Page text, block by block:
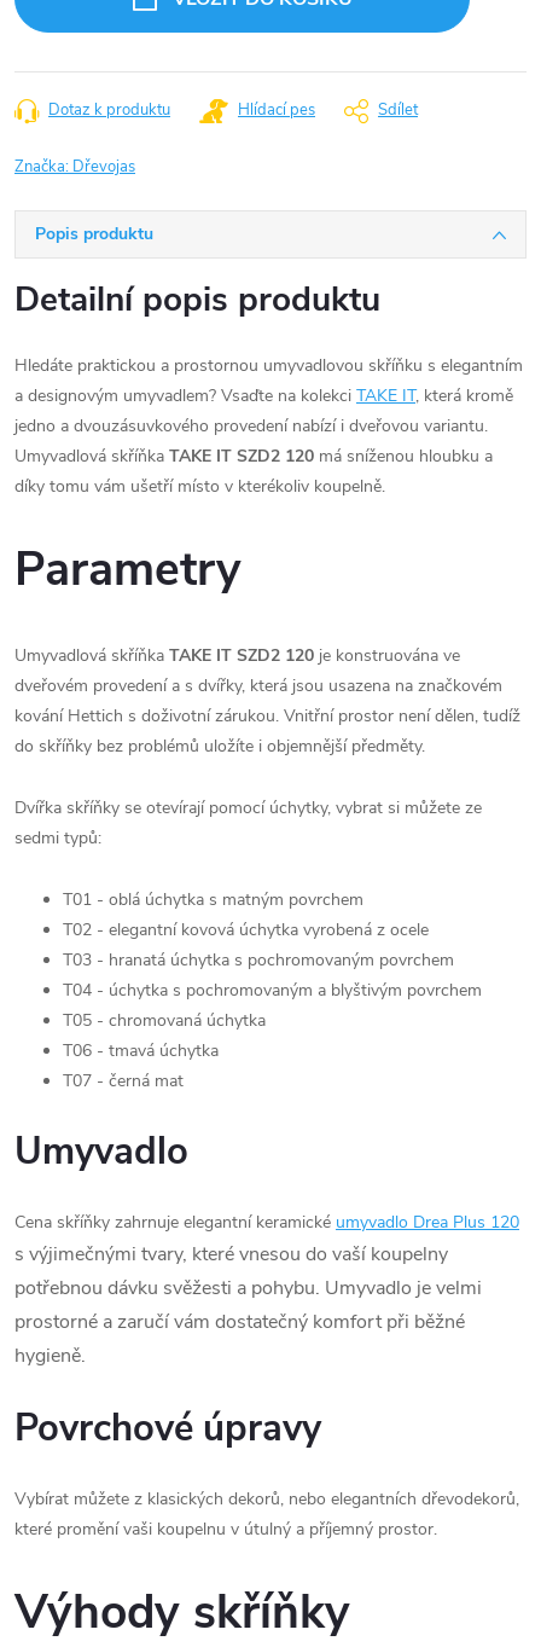
Dotaz k produktu Hlídací pes Sdílet
Značka: Dřevojas
Popis produktu
Detailní popis produktu
Hledáte praktickou a prostornou umyvadlovou skříňku s elegantním
a designovým umyvadlem? Vsaďte na kolekci TAKE IT, která kromě
jedno a dvouzásuvkového provedení nabízí i dveřovou variantu.
Umyvadlová skříňka TAKE IT SZD2 120 má sníženou hloubku a
díky tomu vám ušetří místo v kterékoliv koupelně.
Parametry
Umyvadlová skříňka TAKE IT SZD2 120 je konstruována ve
dveřovém provedení a s dvířky, která jsou usazena na značkovém
kování Hettich s doživotní zárukou. Vnitřní prostor není dělen, tudíž
do skříňky bez problémů uložíte i objemnější předměty.
Dvířka skříňky se otevírají pomocí úchytky, vybrat si můžete ze
sedmi typů:
T01 - oblá úchytka s matným povrchem
T02 - elegantní kovová úchytka vyrobená z ocele
T03 - hranatá úchytka s pochromovaným povrchem
T04 - úchytka s pochromovaným a blyštivým povrchem
T05 - chromovaná úchytka
T06 - tmavá úchytka
T07 - černá mat
Umyvadlo
Cena skříňky zahrnuje elegantní keramické umyvadlo Drea Plus 120
s výjimečnými tvary, které vnesou do vaší koupelny
potřebnou dávku svěžesti a pohybu. Umyvadlo je velmi
prostorné a zaručí vám dostatečný komfort při běžné
hygieně.
Povrchové úpravy
Vybírat můžete z klasických dekorů, nebo elegantních dřevodekorů,
které promění vaši koupelnu v útulný a příjemný prostor.
Výhody skříňky